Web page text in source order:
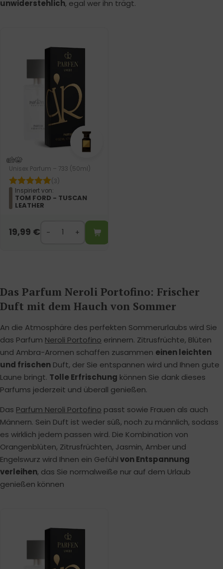
unwiderstehlich, egal wer ihn trägt.
Unisex Parfum – 733 (50ml)
(3)
Inspiriert von:
TOM FORD - TUSCAN
LEATHER
19,99 €
Das Parfum Neroli Portofino: Frischer
Duft mit dem Hauch von Sommer
An die Atmosphäre des perfekten Sommerurlaubs wird Sie
das Parfum Neroli Portofino erinnern. Zitrusfrüchte, Blüten
und Ambra-Aromen schaffen zusammen einen leichten
und frischen Duft, der Sie entspannen wird und Ihnen gute
Laune bringt. Tolle Erfrischung können Sie dank dieses
Parfums jederzeit und überall genießen.
Das Parfum Neroli Portofino passt sowie Frauen als auch
Männern. Sein Duft ist weder süß, noch zu männlich, sodass
es wirklich jedem passen wird. Die Kombination von
Orangenblüten, Zitrusfrüchten, Jasmin, Amber und
Engelswurz wird Ihnen ein Gefühlvon Entspannung
verleihen, das Sie normalweiße nur auf dem Urlaub
genießen können